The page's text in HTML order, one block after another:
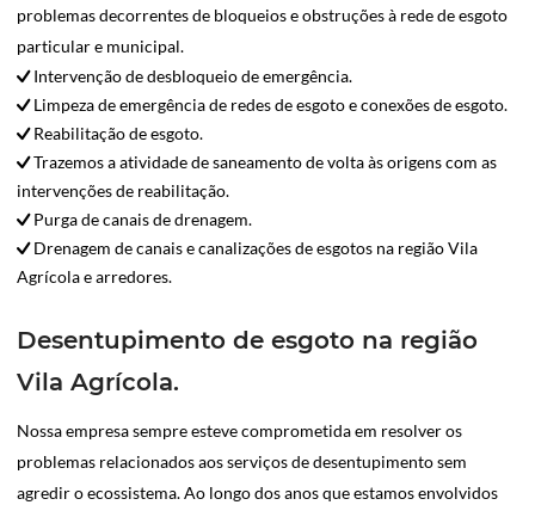
problemas decorrentes de bloqueios e obstruções à rede de esgoto
particular e municipal.
Intervenção de desbloqueio de emergência.
Limpeza de emergência de redes de esgoto e conexões de esgoto.
Reabilitação de esgoto.
Trazemos a atividade de saneamento de volta às origens com as
intervenções de reabilitação.
Purga de canais de drenagem.
Drenagem de canais e canalizações de esgotos na região Vila
Agrícola e arredores.
Desentupimento de esgoto na região
Vila Agrícola.
Nossa empresa sempre esteve comprometida em resolver os
problemas relacionados aos serviços de desentupimento sem
agredir o ecossistema. Ao longo dos anos que estamos envolvidos